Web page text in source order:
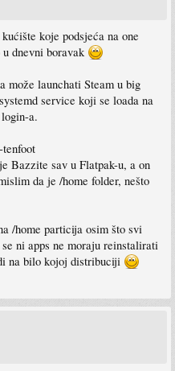
koje podsjeća na one
dnevni boravak
može launchati Steam u big
service koji se loada na
a.
Bazzite sav u Flatpak-u, a on
da je /home folder, nešto
/home particija osim što svi
ni apps ne moraju reinstalirati
na bilo kojoj distribuciji